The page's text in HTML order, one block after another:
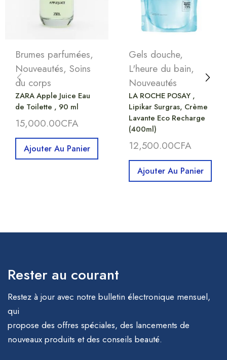
Brumes parfumées,
Nouveautés, Soins
du corps
ZARA Apple Juice Eau
de Toilette , 90 ml
15,000.00CFA
Ajouter Au Panier
Gels douche,
L'heure du bain,
Nouveautés
LA ROCHE POSAY ,
Lipikar Surgras, Crème
Lavante Eco Recharge
(400ml)
12,500.00CFA
Ajouter Au Panier
Rester au courant
Restez à jour avec notre bulletin électronique mensuel,
qui
propose des offres spéciales, des lancements de
nouveaux produits et des conseils beauté.